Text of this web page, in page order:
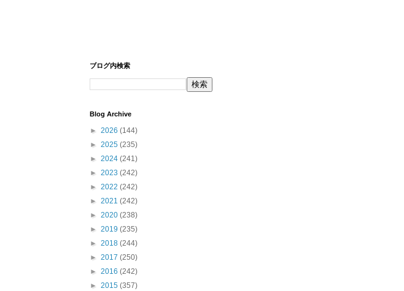
ブログ内検索
Blog Archive
► 2026 (144)
► 2025 (235)
► 2024 (241)
► 2023 (242)
► 2022 (242)
► 2021 (242)
► 2020 (238)
► 2019 (235)
► 2018 (244)
► 2017 (250)
► 2016 (242)
► 2015 (357)